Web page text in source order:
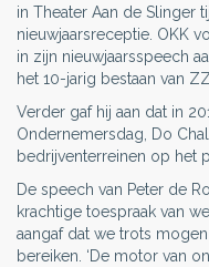
in Theater Aan de Slinger
nieuwjaarsreceptie. OKK
in zijn nieuwjaarsspeech
het 10-jarig bestaan van
Verder gaf hij aan dat in
Ondernemersdag, Do
bedrijventerreinen op het
De speech van Peter de
krachtige toespraak van
aangaf dat we trots
bereiken. ‘De motor van